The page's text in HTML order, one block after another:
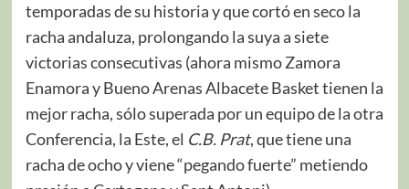
temporadas de su historia y que cortó en seco la
racha andaluza, prolongando la suya a siete
victorias consecutivas (ahora mismo Zamora
Enamora y Bueno Arenas Albacete Basket tienen la
mejor racha, sólo superada por un equipo de la otra
Conferencia, la Este, el C.B. Prat, que tiene una
racha de ocho y viene “pegando fuerte” metiendo